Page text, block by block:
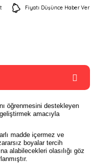
Fiyatı Düşünce Haber Ver
öğrenmesini destekleyen
amacıyla
madde içermez ve
boyalar tercih
alabilecekleri olasılığı göz